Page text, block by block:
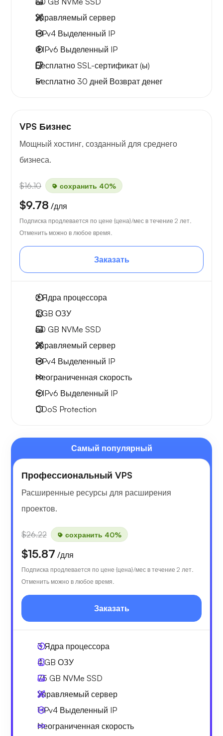
Управляемый сервер
1 IPv4 Выделенный IP
4 IPv6 Выделенный IP
Бесплатно SSL-сертификат (ы)
Бесплатно 30 дней Возврат денег
VPS Бизнес
Мощный хостинг, созданный для среднего
бизнеса.
$16.10 сохранить 40%
$9.78 /для
Подписка продлевается по цене {цена}/мес в течение 2 лет.
Отменить можно в любое время.
Заказать
2Ядра процессора
2 GB ОЗУ
50 GB NVMe SSD
Управляемый сервер
1 IPv4 Выделенный IP
Неограниченная скорость
6 IPv6 Выделенный IP
DDoS Protection
Самый популярный
Профессиональный VPS
Расширенные ресурсы для расширения
проектов.
$26.22 сохранить 40%
$15.87 /для
Подписка продлевается по цене {цена}/мес в течение 2 лет.
Отменить можно в любое время.
Заказать
3Ядра процессора
4 GB ОЗУ
75 GB NVMe SSD
Управляемый сервер
1 IPv4 Выделенный IP
Неограниченная скорость